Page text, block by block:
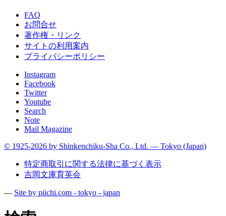
FAQ
お問合せ
著作権・リンク
サイトの利用案内
プライバシーポリシー
Instagram
Facebook
Twitter
Youtube
Search
Note
Mail Magazine
© 1925-2026 by Shinkenchiku-Sha Co., Ltd. — Tokyo (Japan)
特定商取引に関する法律に基づく表示
吉岡文庫育英会
— Site by piichi.com - tokyo - japan